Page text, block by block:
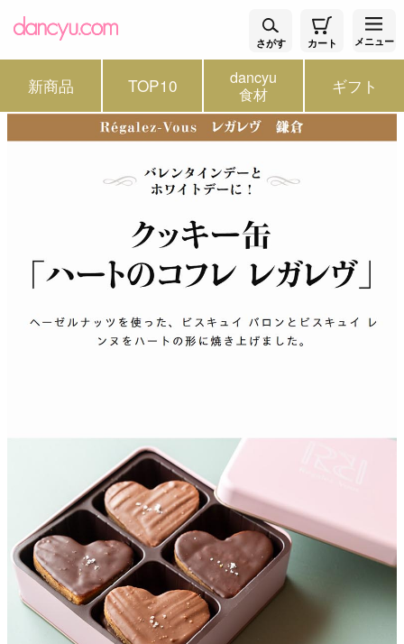
さがす カート メニュー
新商品 TOP10 dancyu
食材 ギフト